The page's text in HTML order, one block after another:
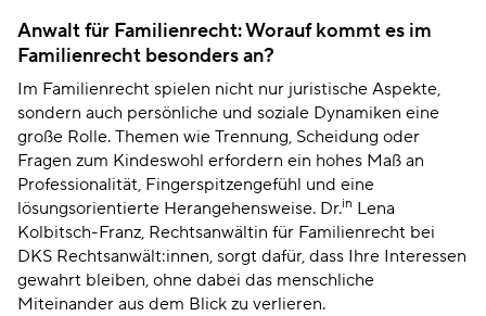
Anwalt für Familienrecht: Worauf kommt es im
Familienrecht besonders an?
Im Familienrecht spielen nicht nur juristische Aspekte,
sondern auch persönliche und soziale Dynamiken eine
große Rolle. Themen wie Trennung, Scheidung oder
Fragen zum Kindeswohl erfordern ein hohes Maß an
Professionalität, Fingerspitzengefühl und eine
lösungsorientierte Herangehensweise. Dr.in Lena
Kolbitsch-Franz, Rechtsanwältin für Familienrecht bei
DKS Rechtsanwält:innen, sorgt dafür, dass Ihre Interessen
gewahrt bleiben, ohne dabei das menschliche
Miteinander aus dem Blick zu verlieren.